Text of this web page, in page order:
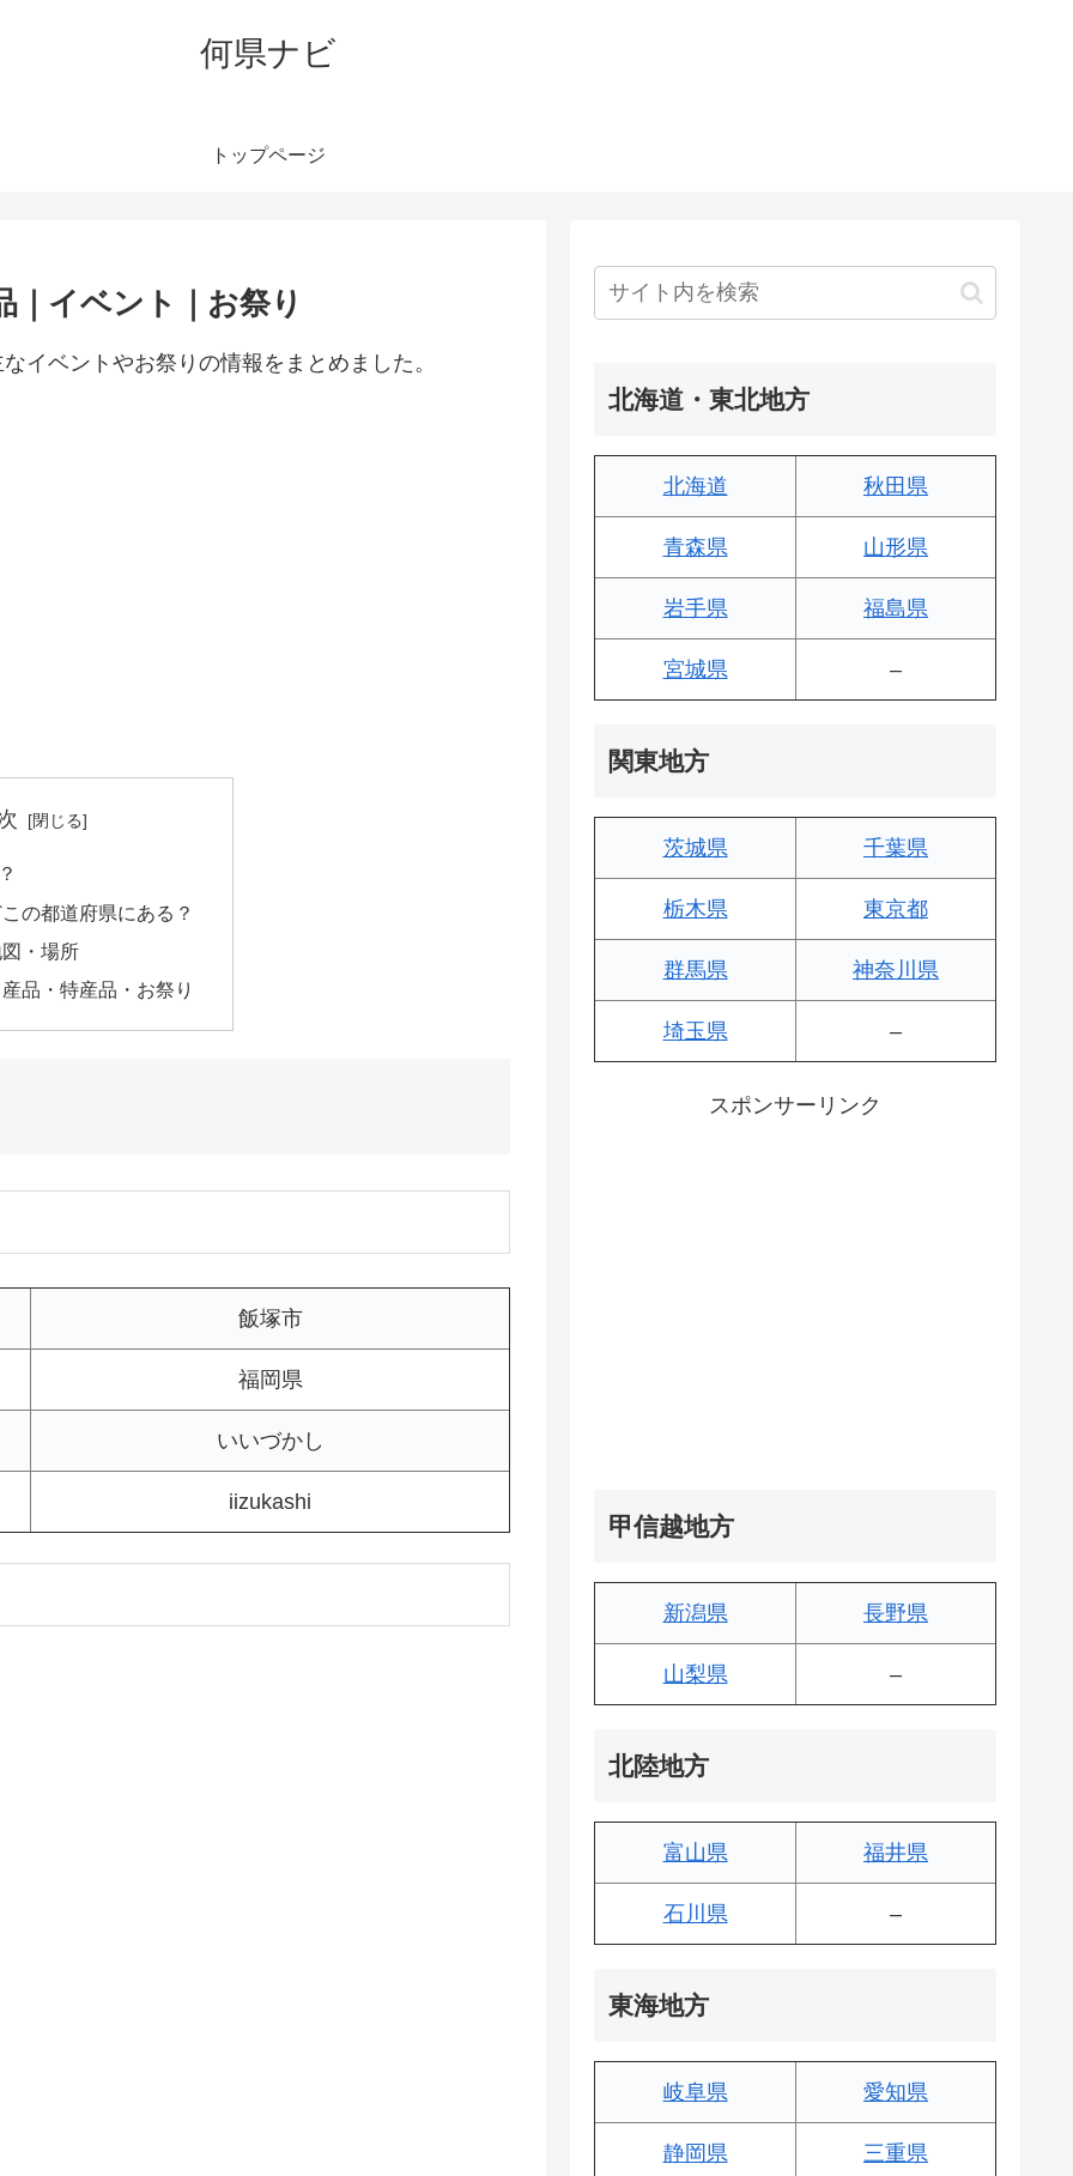
何県ナビ
トップページ
｜イベント｜お祭り
イベントやお祭りの情報をまとめました。
の都道府県にある？
・場所
品・特産品・お祭り
飯塚市
福岡県
いいづかし
iizukashi
北海道・東北地方
北海道 秋田県
青森県 山形県
岩手県 福島県
宮城県 –
関東地方
茨城県 千葉県
栃木県 東京都
群馬県 神奈川県
埼玉県 –
スポンサーリンク
甲信越地方
新潟県 長野県
山梨県 –
北陸地方
富山県 福井県
石川県 –
東海地方
岐阜県 愛知県
静岡県 三重県